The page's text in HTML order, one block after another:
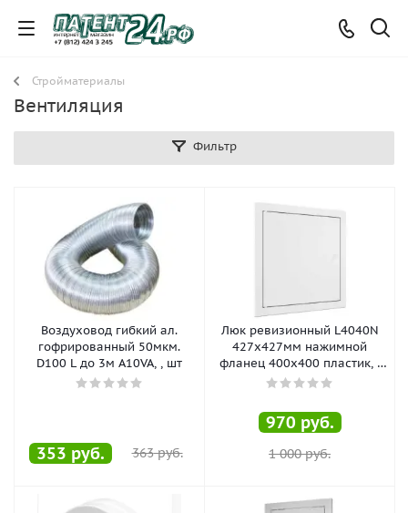
Стройматериалы
Вентиляция
Фильтр
Воздуховод гибкий ал.
гофрированный 50мкм.
D100 L до 3м A10VA, , шт
353 руб. 363руб.
Люк ревизионный L4040N
427х427мм нажимной
фланец 400х400 пластик, ,
шт
970 руб.
1 000руб.